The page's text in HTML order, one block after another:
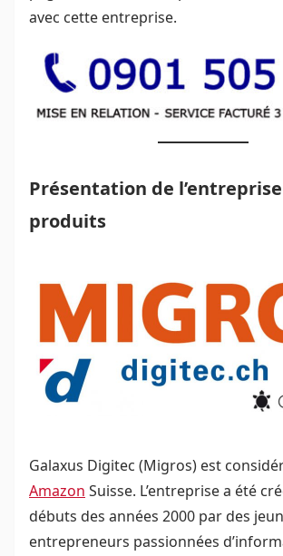
avec cette entreprise.
Présentation de
produits
Galaxus Digitec (Migros) est
Amazon Suisse. L’entreprise a été
débuts des années 2000 par des
entrepreneurs passionnées